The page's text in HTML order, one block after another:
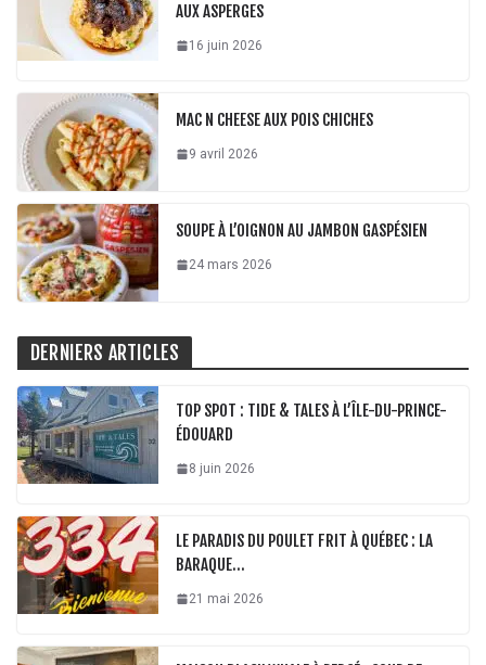
AUX ASPERGES
16 juin 2026
MAC N CHEESE AUX POIS CHICHES
9 avril 2026
SOUPE À L’OIGNON AU JAMBON GASPÉSIEN
24 mars 2026
DERNIERS ARTICLES
TOP SPOT : TIDE & TALES À L’ÎLE-DU-PRINCE-
ÉDOUARD
8 juin 2026
LE PARADIS DU POULET FRIT À QUÉBEC : LA
BARAQUE…
21 mai 2026